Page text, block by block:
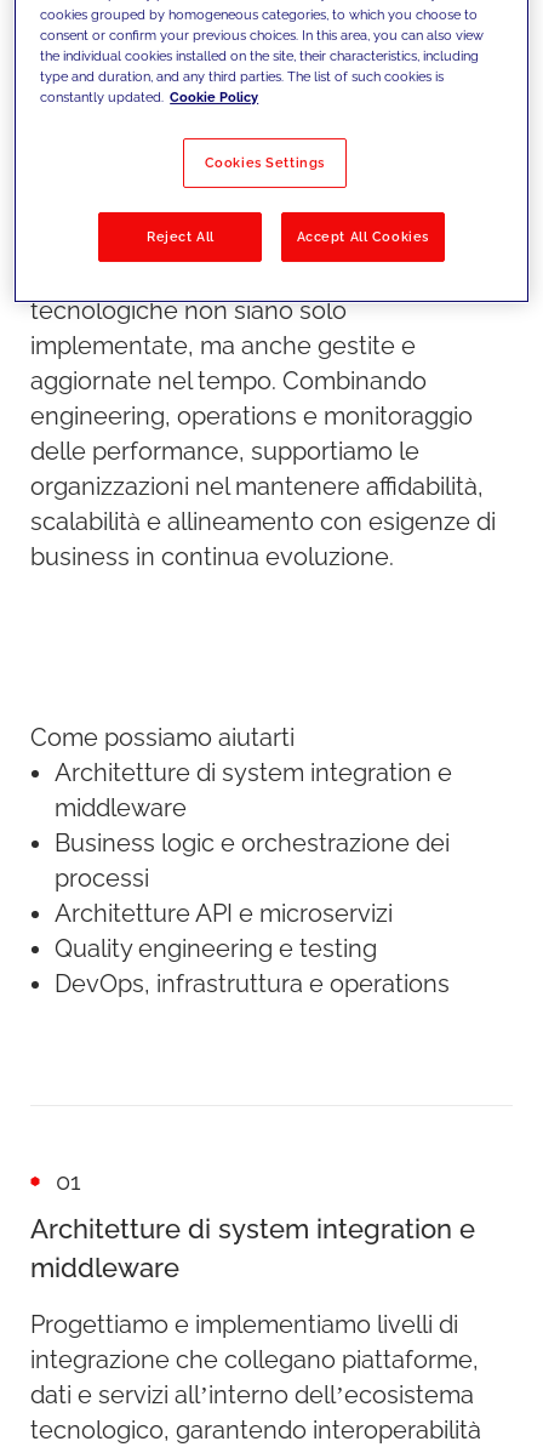
Il nostro approccio
tecnologiche non siano solo
implementate, ma anche gestite e
aggiornate nel tempo. Combinando
engineering, operations e monitoraggio
delle performance, supportiamo le
organizzazioni nel mantenere affidabilità,
scalabilità e allineamento con esigenze di
business in continua evoluzione.
Come possiamo aiutarti
Architetture di system integration e
middleware
Business logic e orchestrazione dei
processi
Architetture API e microservizi
Quality engineering e testing
DevOps, infrastruttura e operations
01
Architetture di system integration e
middleware
Progettiamo e implementiamo livelli di
integrazione che collegano piattaforme,
dati e servizi all’interno dell’ecosistema
tecnologico, garantendo interoperabilità
cookies grouped by homogeneous categories, to which you choose to
consent or confirm your previous choices. In this area, you can also view
the individual cookies installed on the site, their characteristics, including
type and duration, and any third parties. The list of such cookies is
constantly updated. Cookie Policy
Cookies Settings
Reject All Accept All Cookies